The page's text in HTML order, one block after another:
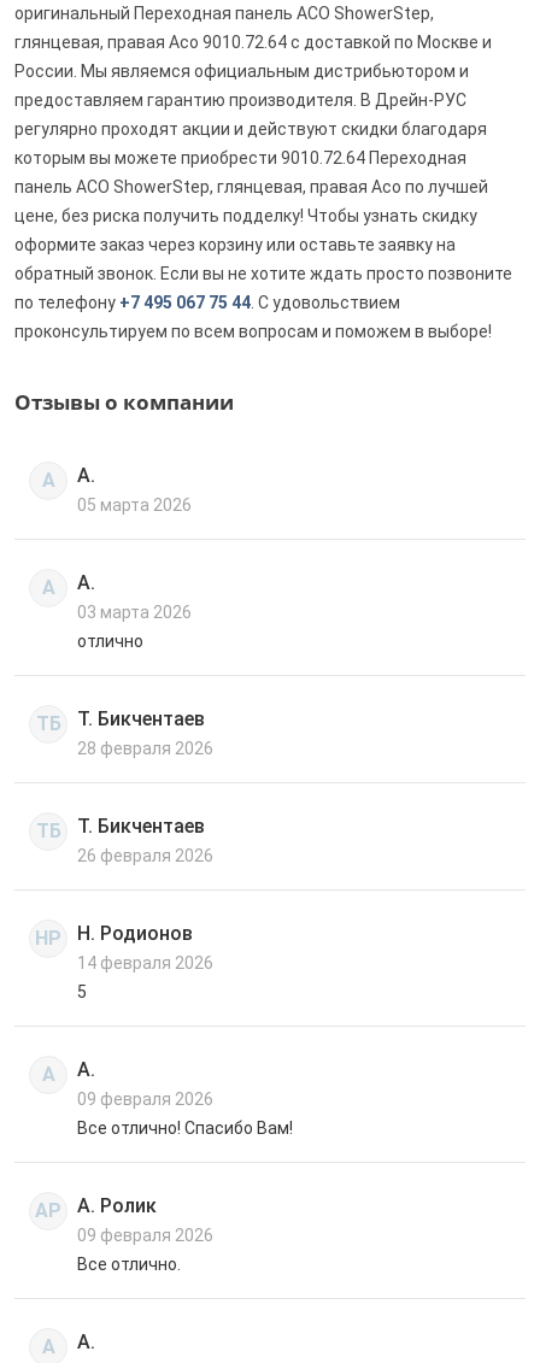
оригинальный Переходная панель ACO ShowerStep,
глянцевая, правая Aco 9010.72.64 с доставкой по Москве и
России. Мы являемся официальным дистрибьютором и
предоставляем гарантию производителя. В Дрейн-РУС
регулярно проходят акции и действуют скидки благодаря
которым вы можете приобрести 9010.72.64 Переходная
панель ACO ShowerStep, глянцевая, правая Aco по лучшей
цене, без риска получить подделку! Чтобы узнать скидку
оформите заказ через корзину или оставьте заявку на
обратный звонок. Если вы не хотите ждать просто позвоните
по телефону +7 495 067 75 44 . С удовольствием
проконсультируем по всем вопросам и поможем в выборе!
Отзывы о компании
А А.
05 марта 2026
А А.
03 марта 2026
отлично
ТБ Т. Бикчентаев
28 февраля 2026
ТБ Т. Бикчентаев
26 февраля 2026
НР Н. Родионов
14 февраля 2026
5
А А.
09 февраля 2026
Все отлично! Спасибо Вам!
АР А. Ролик
09 февраля 2026
Все отлично.
А А.